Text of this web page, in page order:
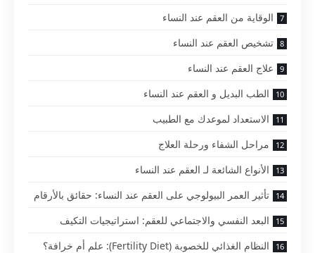
الوقاية من العقم عند النساء
تشخيص العقم عند النساء
علاج العقم عند النساء
الطب البديل و العقم عند النساء
الاستعداد لموعدك مع الطبيب
مراحل الشفاء ورحلة العلاج
الأنواع الشائعة لـ العقم عند النساء
تأثير العمر البيولوجي على العقم عند النساء: حقائق بالأرقام
البعد النفسي والاجتماعي للعقم: استراتيجيات التكيف
النظام الغذائي للخصوبة (Fertility Diet): علم أم خرافة؟